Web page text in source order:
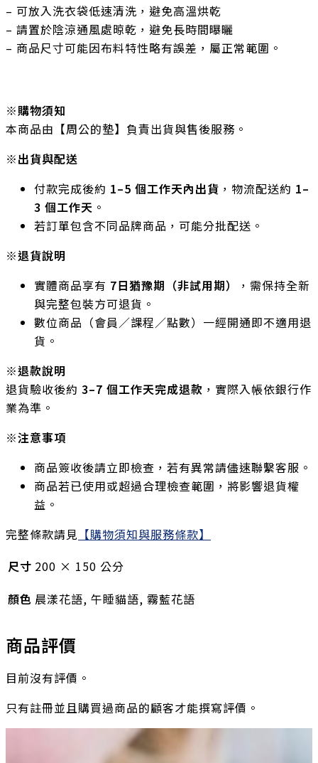
– 可放入洗衣袋低速清洗，避免高溫烘乾
– 請置於陰涼通風處晾乾，避免長時間曝曬
– 商品尺寸可能因布料特性略有誤差，屬正常範圍。
※購物須知
本商品由【周公的墊】負責出貨與售後服務。
※出貨與配送
付款完成後約 1–5 個工作天內出貨 ，物流配送約 1–
3 個工作天 。
若訂單包含不同品牌商品，可能分批配送。
※退貨說明
實體商品享有 7日猶豫期（非試用期）
，需保持全新
與完整包裝方可退貨。
數位商品（會員／課程／點數）一經開通即不適用退
貨。
※退款說明
退貨驗收後約 3–7 個工作天完成退款 ，實際入帳依銀行作
業為準。
※注意事項
商品簽收後請立即檢查，若有異常請儘速聯繫客服。
商品若已使用或超過合理檢查範圍，將影響退貨權
益。
完整條款請見 【購物須知與服務條款】
尺寸 200 × 150 公分
顏色 晨漾花語, 午睡貓語, 霧藍花語
商品評價
目前沒有評價。
只有註冊並且購買過商品的顧客才能撰寫評價。